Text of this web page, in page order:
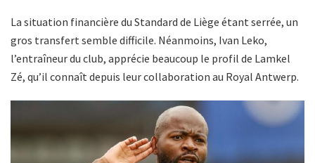
La situation financière du Standard de Liège étant serrée, un
gros transfert semble difficile. Néanmoins, Ivan Leko,
l’entraîneur du club, apprécie beaucoup le profil de Lamkel
Zé, qu’il connaît depuis leur collaboration au Royal Antwerp.